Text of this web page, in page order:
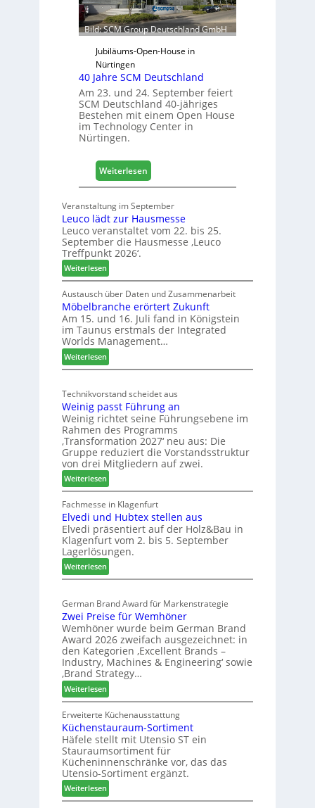
f
ü
r
D
c
+
H
o
2
0
8
Bild: SCM Group Deutschland GmbH
Jubiläums-Open-House in
Nürtingen
40 Jahre SCM Deutschland
Am 23. und 24. September feiert
SCM Deutschland 40-jähriges
Bestehen mit einem Open House
im Technology Center in
Nürtingen.
Weiterlesen:
4
J
a
h
C
M
D
e
u
s
h
l
a
n
d
Veranstaltung im September
Leuco lädt zur Hausmesse
Leuco veranstaltet vom 22. bis 25.
September die Hausmesse ‚Leuco
Treffpunkt 2026‘.
Weiterlesen:
L
e
u
c
o
l
ä
d
z
u
r
H
a
u
s
m
e
s
s
e
Austausch über Daten und Zusammenarbeit
Möbelbranche erörtert Zukunft
Am 15. und 16. Juli fand in Königstein
im Taunus erstmals der Integrated
Worlds Management…
Weiterlesen:
M
b
e
l
b
r
a
n
c
h
e
e
r
ö
r
t
e
t
Z
u
k
u
n
f
t
Technikvorstand scheidet aus
Weinig passt Führung an
Weinig richtet seine Führungsebene im
Rahmen des Programms
‚Transformation 2027‘ neu aus: Die
Gruppe reduziert die Vorstandsstruktur
von drei Mitgliedern auf zwei.
Weiterlesen:
W
e
i
n
i
g
p
a
s
t
F
ü
h
r
u
n
g
a
n
Fachmesse in Klagenfurt
Elvedi und Hubtex stellen aus
Elvedi präsentiert auf der Holz&Bau in
Klagenfurt vom 2. bis 5. September
Lagerlösungen.
Weiterlesen:
E
v
e
d
i
u
n
d
H
u
b
t
e
x
s
t
e
German Brand Award für Markenstrategie
Zwei Preise für Wemhöner
Wemhöner wurde beim German Brand
Award 2026 zweifach ausgezeichnet: in
den Kategorien ‚Excellent Brands –
Industry, Machines & Engineering‘ sowie
‚Brand Strategy…
Weiterlesen:
Z
w
e
i
P
r
e
i
s
Erweiterte Küchenausstattung
Küchenstauraum-Sortiment
Häfele stellt mit Utensio ST ein
Stauraumsortiment für
Kücheninnenschränke vor, das das
Utensio-Sortiment ergänzt.
Weiterlesen:
K